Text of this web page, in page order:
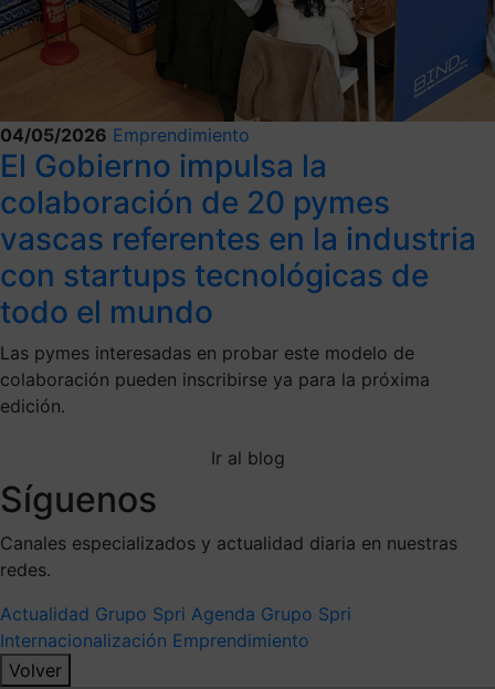
04/05/2026 Emprendimiento
El Gobierno impulsa la
colaboración de 20 pymes
vascas referentes en la industria
con startups tecnológicas de
todo el mundo
Las pymes interesadas en probar este modelo de
colaboración pueden inscribirse ya para la próxima
edición.
Ir al blog
Síguenos
Canales especializados y actualidad diaria en nuestras
redes.
Actualidad Grupo Spri Agenda Grupo Spri
Internacionalización Emprendimiento
Volver